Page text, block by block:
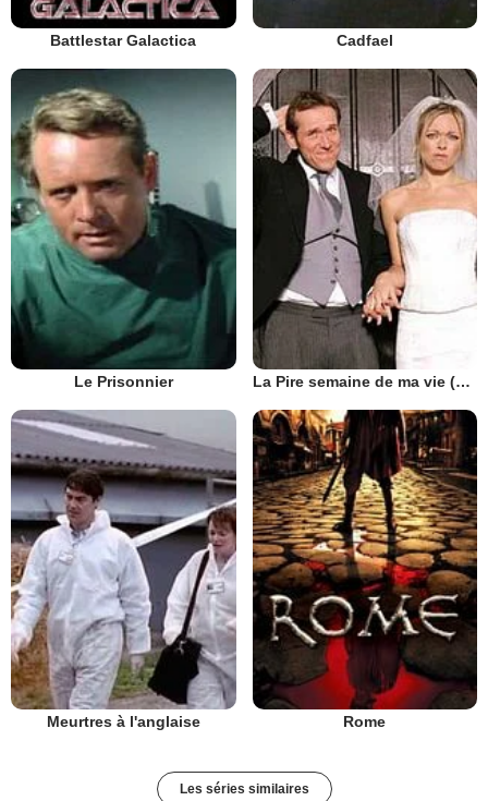
Battlestar Galactica Cadfael
Le Prisonnier La Pire semaine de ma vie (UK)
Meurtres à l'anglaise Rome
Les séries similaires